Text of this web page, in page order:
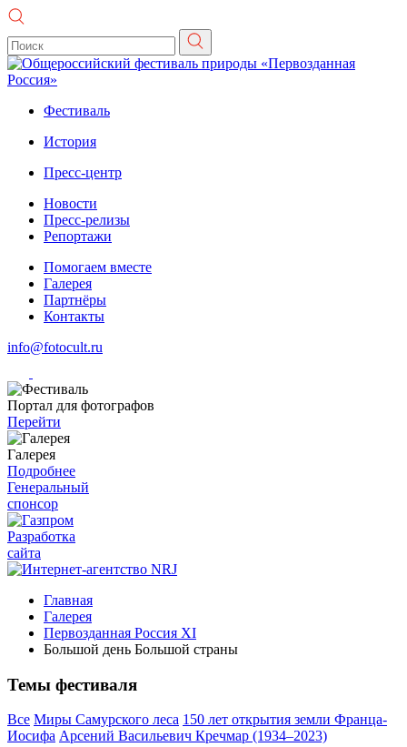
Фестиваль
История
Пресс-центр
Новости
Пресс-релизы
Репортажи
Помогаем вместе
Галерея
Партнёры
Контакты
info@fotocult.ru
Портал для фотографов
Перейти
Галерея
Подробнее
Генеральный
спонсор
Разработка
сайта
Главная
Галерея
Первозданная Россия XI
Большой день Большой страны
Темы фестиваля
Все Миры Самурского леса 150 лет открытия земли Франца-
Иосифа Арсений Васильевич Кречмар (1934–2023)